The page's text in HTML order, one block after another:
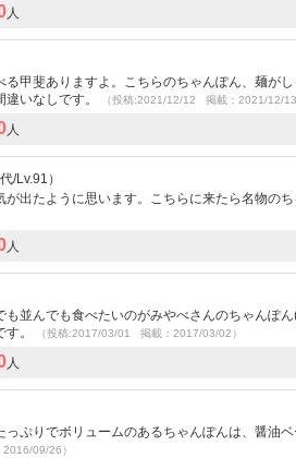
人
甲斐ありますよ。こちらのちゃんぽん、麺が
いなしです。
（投稿:2021/12/12 掲載：2021/12/13
人
/Lv.91）
出たように思います。こちらに来たら名物のち
人
並んでも食べたいのがみやべさんのちゃんぽ
す。
（投稿:2017/03/01 掲載：2017/03/02）
人
ぷりでボリュームのあるちゃんぽんは、醤油
09/26）